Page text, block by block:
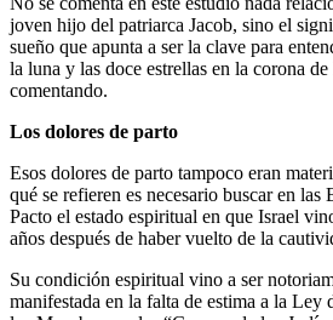
joven hijo del patriarca Jacob, sino el
sueño que apunta a ser la clave para
la luna y las doce estrellas en la corona
comentando.
Los dolores de parto
Esos dolores de parto tampoco eran
qué se refieren es necesario buscar en
Pacto el estado espiritual en que Israel
años después de haber vuelto de la
Su condición espiritual vino a ser
manifestada en la falta de estima a la